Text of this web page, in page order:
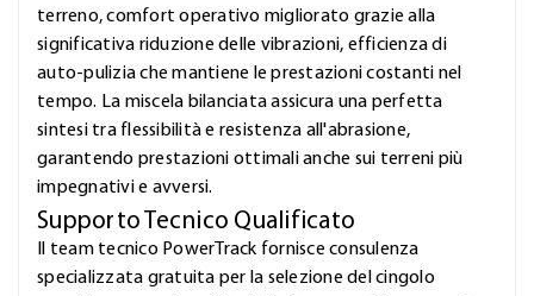
terreno, comfort operativo migliorato grazie alla
significativa riduzione delle vibrazioni, efficienza di
auto-pulizia che mantiene le prestazioni costanti nel
tempo. La miscela bilanciata assicura una perfetta
sintesi tra flessibilità e resistenza all'abrasione,
garantendo prestazioni ottimali anche sui terreni più
impegnativi e avversi.
Supporto Tecnico Qualificato
Il team tecnico PowerTrack fornisce consulenza
specializzata gratuita per la selezione del cingolo